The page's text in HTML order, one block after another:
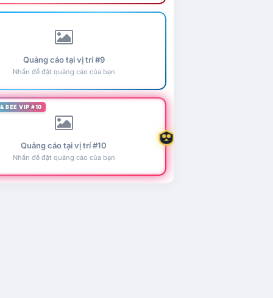
Quảng cáo tại vị trí #9
Nhấn để đặt quảng cáo của bạn
BEE VIP #10
Quảng cáo tại vị trí #10
Nhấn để đặt quảng cáo của bạn